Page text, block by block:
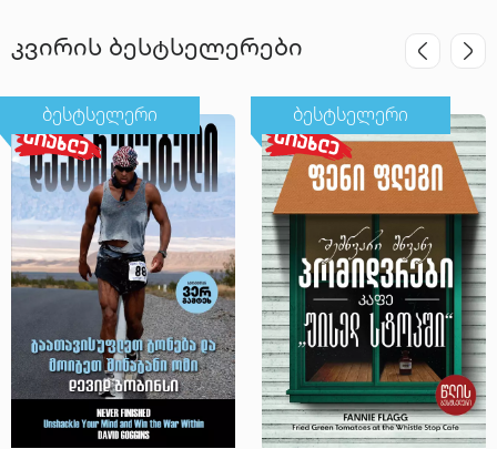
კვირის ბესტსელერები
ბესტსელერი ბესტსელერი